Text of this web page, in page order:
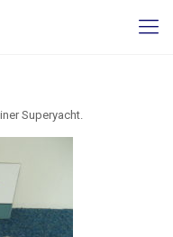
Superyacht.